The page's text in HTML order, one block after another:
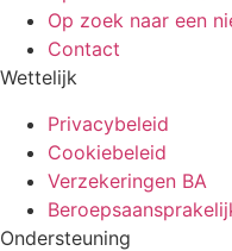
Op zoek naar een
Contact
Wettelijk
Privacybeleid
Cookiebeleid
Verzekeringen BA
Ondersteuning